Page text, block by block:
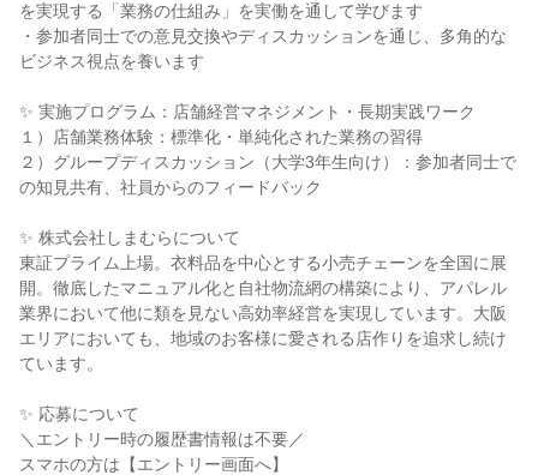
を実現する「業務の仕組み」を実働を通して学びます
・参加者同士での意見交換やディスカッションを通じ、多角的な
ビジネス視点を養います
✨ 実施プログラム：店舗経営マネジメント・長期実践ワーク
１）店舗業務体験：標準化・単純化された業務の習得
２）グループディスカッション（大学3年生向け）：参加者同士で
の知見共有、社員からのフィードバック
✨ 株式会社しまむらについて
東証プライム上場。衣料品を中心とする小売チェーンを全国に展
開。徹底したマニュアル化と自社物流網の構築により、アパレル
業界において他に類を見ない高効率経営を実現しています。大阪
エリアにおいても、地域のお客様に愛される店作りを追求し続け
ています。
✨ 応募について
＼エントリー時の履歴書情報は不要／
スマホの方は【エントリー画面へ】